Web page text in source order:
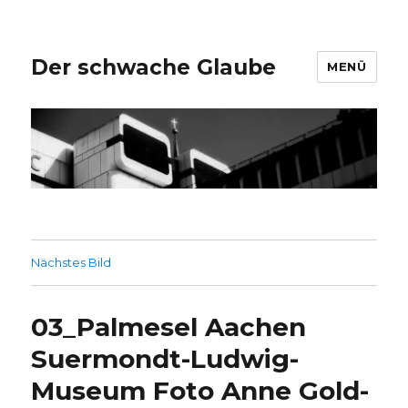
Der schwache Glaube MENÜ
Nächstes Bild
03_Palmesel Aachen
Suermondt-Ludwig-
Museum Foto Anne Gold-